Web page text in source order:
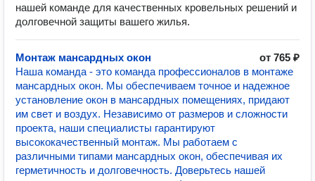
нашей команде для качественных кровельных решений и
долговечной защиты вашего жилья.
Монтаж мансардных окон
от 765 ₽
Наша команда - это команда профессионалов в монтаже
мансардных окон. Мы обеспечиваем точное и надежное
установление окон в мансардных помещениях, придают
им свет и воздух. Независимо от размеров и сложности
проекта, наши специалисты гарантируют
высококачественный монтаж. Мы работаем с
различными типами мансардных окон, обеспечивая их
герметичность и долговечность. Доверьтесь нашей